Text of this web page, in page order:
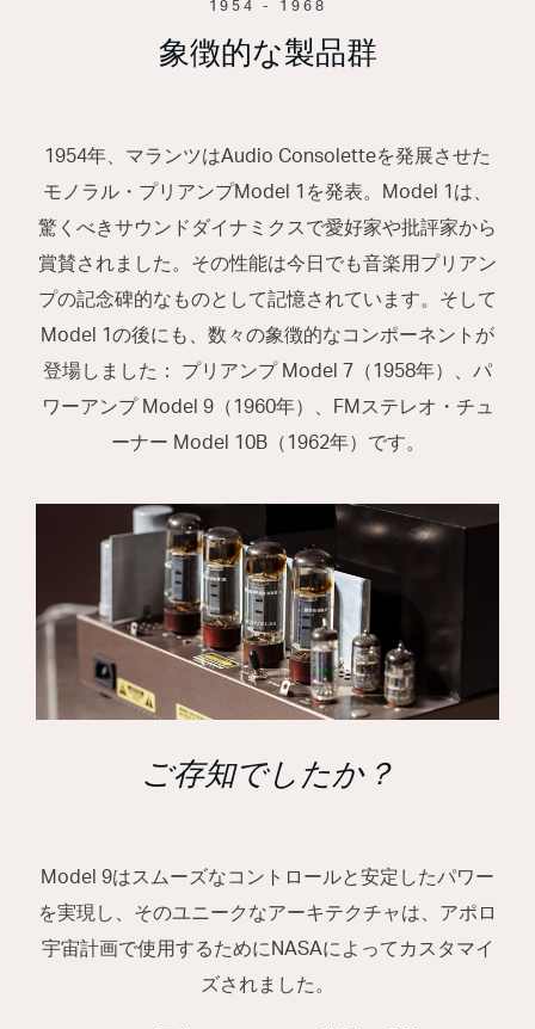
1954 - 1968
象徴的な製品群
1954年、マランツはAudio Consoletteを発展させた
モノラル・プリアンプModel 1を発表。Model 1は、
驚くべきサウンドダイナミクスで愛好家や批評家から
賞賛されました。その性能は今日でも音楽用プリアン
プの記念碑的なものとして記憶されています。そして
Model 1の後にも、数々の象徴的なコンポーネントが
登場しました： プリアンプ Model 7（1958年）、パ
ワーアンプ Model 9（1960年）、FMステレオ・チュ
ーナー Model 10B（1962年）です。
ご存知でしたか？
Model 9はスムーズなコントロールと安定したパワー
を実現し、そのユニークなアーキテクチャは、アポロ
宇宙計画で使用するためにNASAによってカスタマイ
ズされました。